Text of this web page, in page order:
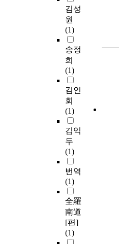
김성
원
(1)
송정
희
(1)
김인
회
(1)
김익
두
(1)
번역
(1)
全羅
南道
[편]
(1)